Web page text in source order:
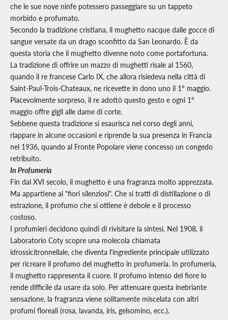
che le sue nove ninfe potessero passeggiare su un tappeto
morbido e profumato.
Secondo la tradizione cristiana, il mughetto nacque dalle gocce di
sangue versate da un drago sconfitto da San Leonardo. È da
questa storia che il mughetto divenne noto come portafortuna.
La tradizione di offrire un mazzo di mughetti risale al 1560,
quando il re francese Carlo IX, che allora risiedeva nella città di
Saint-Paul-Trois-Chateaux, ne ricevette in dono uno il 1° maggio.
Piacevolmente sorpreso, il re adottò questo gesto e ogni 1°
maggio offre gigli alle dame di corte.
Sebbene questa tradizione si esaurisca nel corso degli anni,
riappare in alcune occasioni e riprende la sua presenza in Francia
nel 1936, quando al Fronte Popolare viene concesso un congedo
retribuito.
In Profumeria
Fin dal XVI secolo, il mughetto è una fragranza molto apprezzata.
Ma appartiene ai "fiori silenziosi". Che si tratti di distillazione o di
estrazione, il profumo che si ottiene è debole e il processo
costoso.
I profumieri decidono quindi di rivisitare la sintesi. Nel 1908, il
Laboratorio Coty scopre una molecola chiamata
idrossicitronnellale, che diventa l'ingrediente principale utilizzato
per ricreare il profumo del mughetto in profumeria. In profumeria,
il mughetto rappresenta il cuore. Il profumo intenso del fiore lo
rende difficile da usare da solo. Per attenuare questa inebriante
sensazione, la fragranza viene solitamente miscelata con altri
profumi floreali (rosa, lavanda, iris, gelsomino, ecc.).